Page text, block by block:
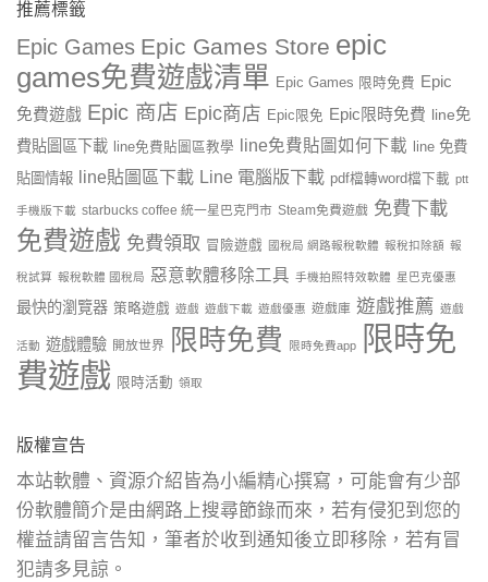
推薦標籤
Epic Games Epic Games Store epic
games免費遊戲清單 Epic Games 限時免費 Epic
免費遊戲 Epic 商店 Epic商店 Epic限免 Epic限時免費 line免
費貼圖區下載
line免費貼圖區教學 line免費貼圖如何下載
line 免費
貼圖情報
line貼圖區下載 Line 電腦版下載 pdf檔轉word檔下載 ptt
手機版下載 starbucks coffee 統一星巴克門市 Steam免費遊戲 免費下載
免費遊戲 免費領取 冒險遊戲 國稅局 網路報稅軟體 報稅扣除額 報
稅試算 報稅軟體 國稅局 惡意軟體移除工具 手機拍照特效軟體 星巴克優惠
最快的瀏覽器 策略遊戲 遊戲 遊戲下載 遊戲優惠 遊戲庫 遊戲推薦 遊戲
活動 遊戲體驗 開放世界 限時免費 限時免費app
限時免
費遊戲 限時活動 領取
版權宣告
本站軟體、資源介紹皆為小編精心撰寫，可能會有少部
份軟體簡介是由網路上搜尋節錄而來，若有侵犯到您的
權益請留言告知，筆者於收到通知後立即移除，若有冒
犯請多見諒。